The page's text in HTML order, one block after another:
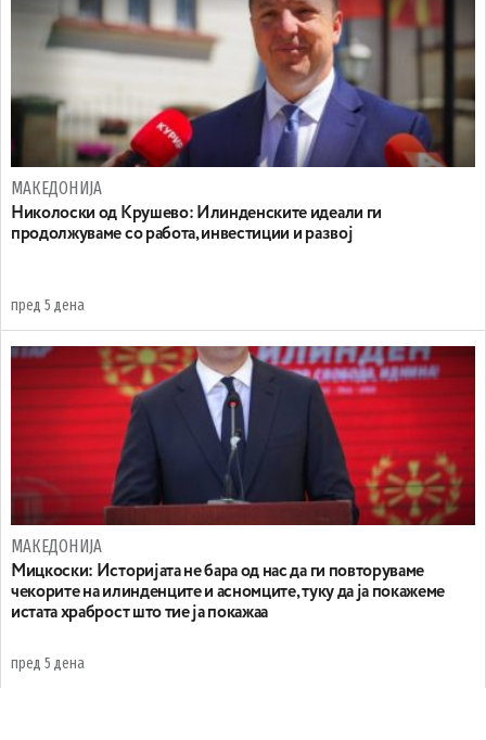
МАКЕДОНИЈА
Николоски од Крушево: Илинденските идеали ги
продолжуваме со работа, инвестиции и развој
пред 5 дена
МАКЕДОНИЈА
Мицкоски: Историјата не бара од нас да ги повторуваме
чекорите на илинденците и асномците, туку да ја покажеме
истата храброст што тие ја покажаа
пред 5 дена